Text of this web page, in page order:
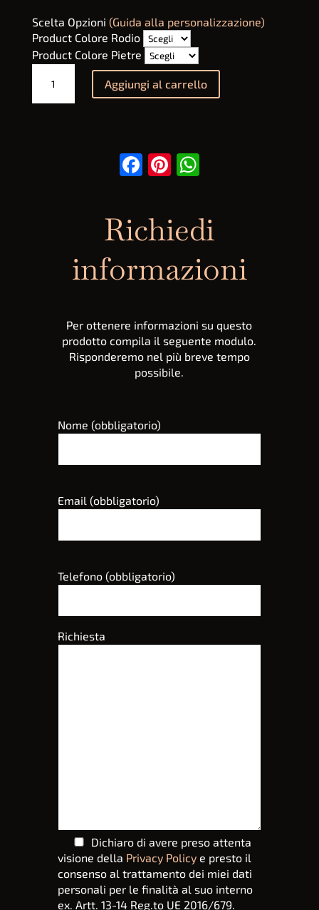
Scelta Opzioni (Guida alla personalizzazione)
Product Colore Rodio
Product Colore Pietre
Gatto
quantità
Aggiungi al carrello
Facebook
Pinterest
WhatsApp
Richiedi
informazioni
Per ottenere informazioni su questo
prodotto compila il seguente modulo.
Risponderemo nel più breve tempo
possibile.
Nome (obbligatorio)
Email (obbligatorio)
Telefono (obbligatorio)
Richiesta
Dichiaro di avere preso attenta
visione della Privacy Policye presto il
consenso al trattamento dei miei dati
personali per le finalità al suo interno
ex. Artt. 13-14 Reg.to UE 2016/679.